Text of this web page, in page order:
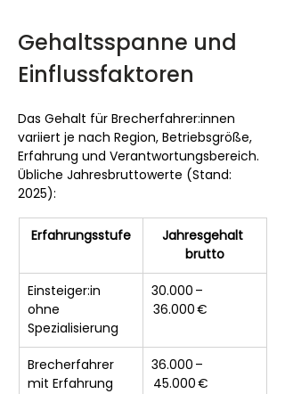
Gehaltsspanne und
Einflussfaktoren
Das Gehalt für Brecherfahrer:innen
variiert je nach Region, Betriebsgröße,
Erfahrung und Verantwortungsbereich.
Übliche Jahresbruttowerte (Stand:
2025):
Erfahrungsstufe
Jahresgehalt
brutto
Einsteiger:in
ohne
Spezialisierung
30.000 –
36.000 €
Brecherfahrer
mit Erfahrung
36.000 –
45.000 €